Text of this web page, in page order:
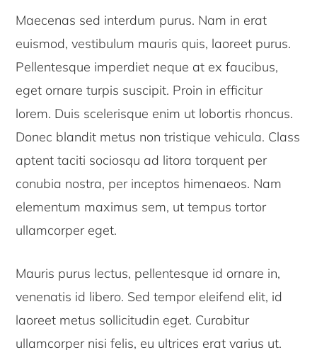
Maecenas sed interdum purus. Nam in erat
euismod, vestibulum mauris quis, laoreet purus.
Pellentesque imperdiet neque at ex faucibus,
eget ornare turpis suscipit. Proin in efficitur
lorem. Duis scelerisque enim ut lobortis rhoncus.
Donec blandit metus non tristique vehicula. Class
aptent taciti sociosqu ad litora torquent per
conubia nostra, per inceptos himenaeos. Nam
elementum maximus sem, ut tempus tortor
ullamcorper eget.
Mauris purus lectus, pellentesque id ornare in,
venenatis id libero. Sed tempor eleifend elit, id
laoreet metus sollicitudin eget. Curabitur
ullamcorper nisi felis, eu ultrices erat varius ut.